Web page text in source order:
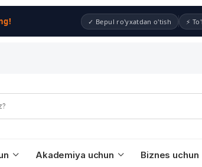
✓ Bepul ro'yxatdan o'tish ⚡
Akademiya uchun Biznes uchun